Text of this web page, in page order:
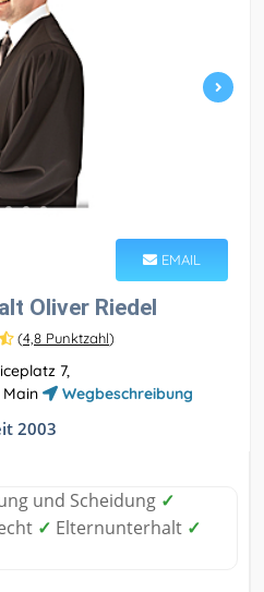
EMAIL
Oliver Riedel
(4,8 Punktzahl)
7,
Wegbeschreibung
2003
und Scheidung ✓
✓ Elternunterhalt ✓